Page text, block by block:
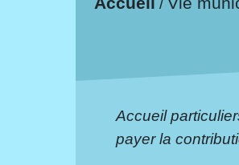
/
Accueil
payer la